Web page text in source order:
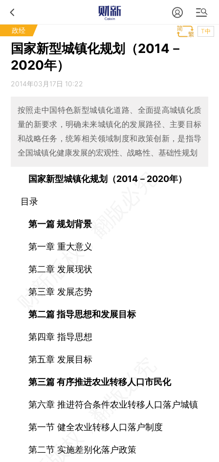
政经 T中
国家新型城镇化规划（2014－
2020年）
2014年03月17日 10:22
按照走中国特色新型城镇化道路、全面提高城镇化质
量的新要求，明确未来城镇化的发展路径、主要目标
和战略任务，统筹相关领域制度和政策创新，是指导
全国城镇化健康发展的宏观性、战略性、基础性规划
国家新型城镇化规划（2014－2020年）
目录
第一篇 规划背景
第一章 重大意义
第二章 发展现状
第三章 发展态势
第二篇 指导思想和发展目标
第四章 指导思想
第五章 发展目标
第三篇 有序推进农业转移人口市民化
第六章 推进符合条件农业转移人口落户城镇
第一节 健全农业转移人口落户制度
第二节 实施差别化落户政策